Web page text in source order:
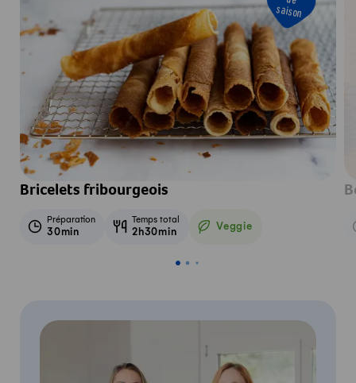
saison
Bricelets fribourgeois
Préparation
30min
Temps total
2h30min Veggie
Veggie